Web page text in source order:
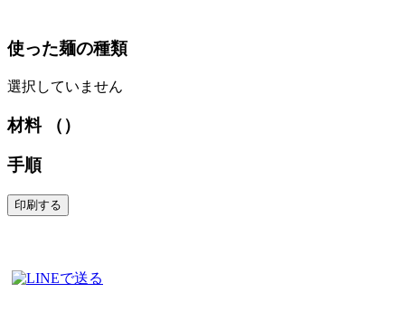
使った麺の種類
選択していません
材料 （）
手順